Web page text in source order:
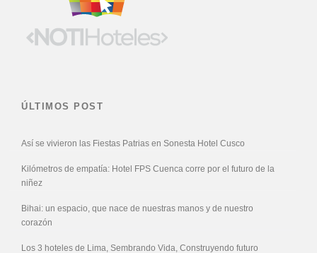
ÚLTIMOS POST
Así se vivieron las Fiestas Patrias en Sonesta Hotel Cusco
Kilómetros de empatía: Hotel FPS Cuenca corre por el futuro de la
niñez
Bihai: un espacio, que nace de nuestras manos y de nuestro
corazón
Los 3 hoteles de Lima, Sembrando Vida, Construyendo futuro